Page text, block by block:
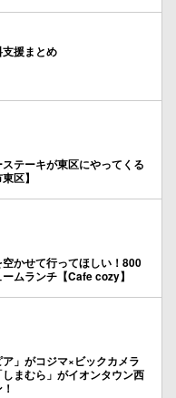
支援まとめ
ステーキが東区にやってくる
区】
空かせて行ってほしい！800
ムランチ【Cafe cozy】
ア」がコジマ×ビックカメラ
まむら」がイオンタウン西